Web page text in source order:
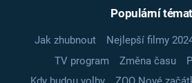
Populární
Jak zhubnout Nejlepší filmy
TV program
Změna času